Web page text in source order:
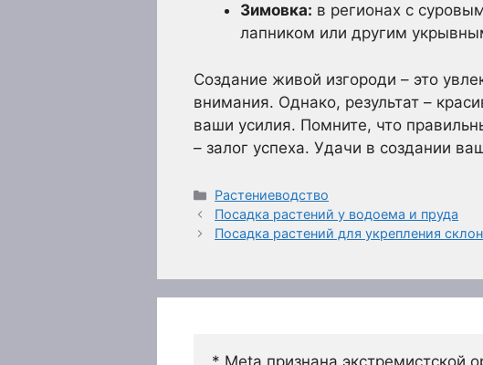
Зимовка: в регионах с
лапником или другим
Создание живой изгороди – это
внимания. Однако, результат –
ваши усилия. Помните, что
– залог успеха. Удачи в создании
Рубрики
Растениеводство
Посадка растений у водоема и пруда
Посадка растений для укрепления